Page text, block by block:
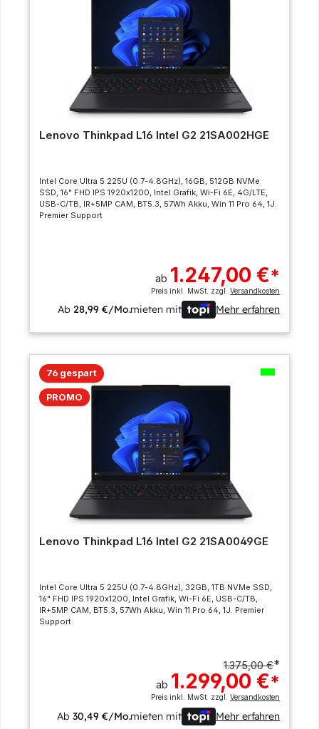
Lenovo Thinkpad L16 Intel G2 21SA002HGE
Intel Core Ultra 5 225U (0.7-4.8GHz), 16GB, 512GB NVMe
SSD, 16" FHD IPS 1920x1200, Intel Grafik, Wi-Fi 6E, 4G/LTE,
USB-C/TB, IR+5MP CAM, BT5.3, 57Wh Akku, Win 11 Pro 64, 1J.
Premier Support
ab 1.247,00 €*
Preis inkl. MwSt. zzgl.Versandkosten
Ab28,99 €/Mo.mieten mit Mehr erfahren
76 gespart
PROMO
Lenovo Thinkpad L16 Intel G2 21SA0049GE
Intel Core Ultra 5 225U (0.7-4.8GHz), 32GB, 1TB NVMe SSD,
16" FHD IPS 1920x1200, Intel Grafik, Wi-Fi 6E, USB-C/TB,
IR+5MP CAM, BT5.3, 57Wh Akku, Win 11 Pro 64, 1J. Premier
Support
1.375,00 €*
ab 1.299,00 €*
Preis inkl. MwSt. zzgl.Versandkosten
Ab30,49 €/Mo.mieten mit Mehr erfahren